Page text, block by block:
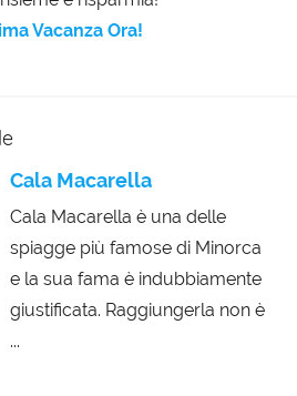
Vacanza Ora!
Cala Macarella
Cala Macarella è una delle
spiagge più famose di Minorca
e la sua fama è indubbiamente
giustificata. Raggiungerla non è
...